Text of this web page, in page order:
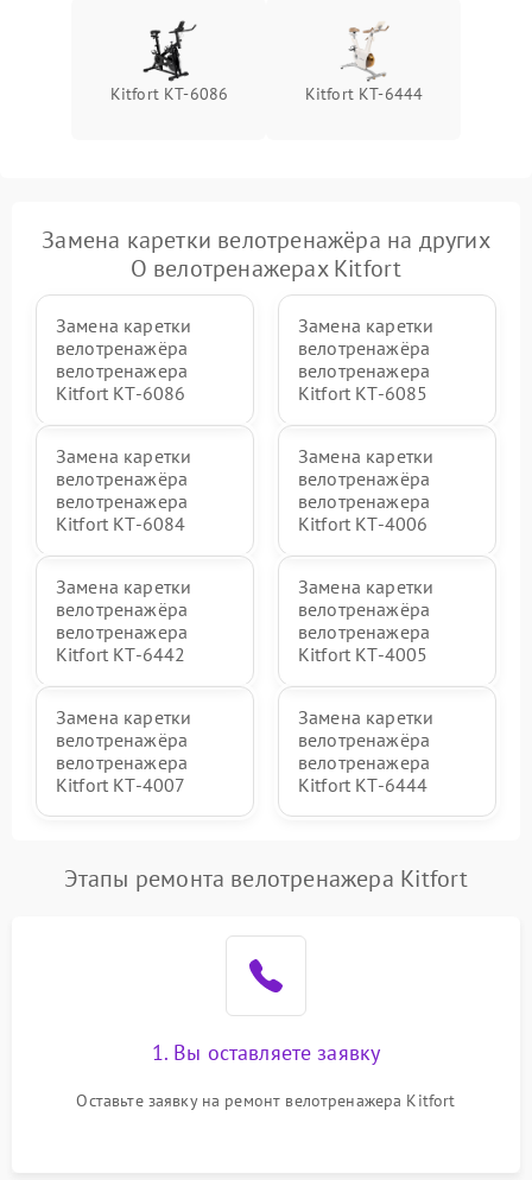
Kitfort КТ-6086 Kitfort КТ-6444
Замена каретки велотренажёра на других
О велотренажерах Kitfort
Замена каретки
велотренажёра
велотренажера
Kitfort КТ-6086
Замена каретки
велотренажёра
велотренажера
Kitfort КТ-6085
Замена каретки
велотренажёра
велотренажера
Kitfort КТ-6084
Замена каретки
велотренажёра
велотренажера
Kitfort КТ-4006
Замена каретки
велотренажёра
велотренажера
Kitfort КТ-6442
Замена каретки
велотренажёра
велотренажера
Kitfort КТ-4005
Замена каретки
велотренажёра
велотренажера
Kitfort КТ-4007
Замена каретки
велотренажёра
велотренажера
Kitfort КТ-6444
Этапы ремонта велотренажера Kitfort
1. Вы оставляете заявку
Оставьте заявку на ремонт велотренажера Kitfort